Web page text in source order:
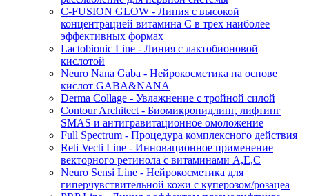
C-FUSION GLOW - Линия с высокой
концентрацией витамина C в трех наиболее
эффективных формах
Lactobionic Line - Линия с лактобионовой
кислотой
Neuro Nana Gaba - Нейрокосметика на основе
кислот GABA&NANA
Derma Collage - Увлажнение с тройной силой
Contour Architect - Биомикронидлинг, лифтинг
SMAS и антигравитационное омоложение
Full Spectrum - Процедура комплексного действия
Reti Vecti Line - Инновационное применение
векторного ретинола с витаминами A,Е,С
Neuro Sensi Line - Нейрокосметика для
гиперчувствительной кожи с куперозом/розацеа